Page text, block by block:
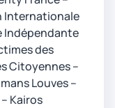
Internationale
Indépendante
des
Citoyennes –
Louves –
Kairos